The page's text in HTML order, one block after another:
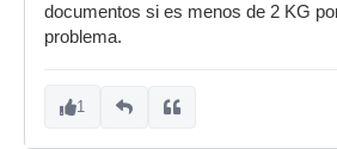
documentos si es menos de 2 KG
problema.
1